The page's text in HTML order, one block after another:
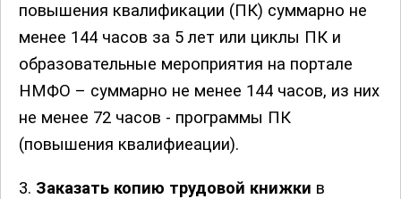
повышения квалификации (ПК) суммарно не
менее 144 часов за 5 лет или циклы ПК и
образовательные мероприятия на портале
НМФО – суммарно не менее 144 часов, из них
не менее 72 часов - программы ПК
(повышения квалифиеации).
3. Заказать копию трудовой книжки в